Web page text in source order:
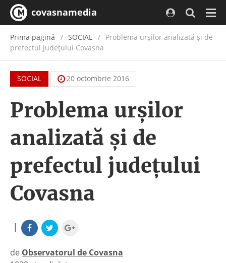
covasnamedia
Prima pagină SOCIAL
Problema urșilor analizată și de
prefectul județului Covasna
SOCIAL 20 octombrie 2016
Problema urșilor
analizată și de
prefectul județului
Covasna
|
de Observatorul de Covasna